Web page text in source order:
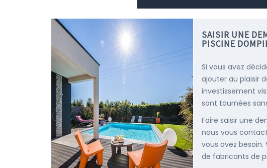
SAISIR UNE
PISCINE
Si vous avez
ajouter au plaisir
investissement
sont tournées
Faire saisir une
nous vous
vous avez
de fabricants de